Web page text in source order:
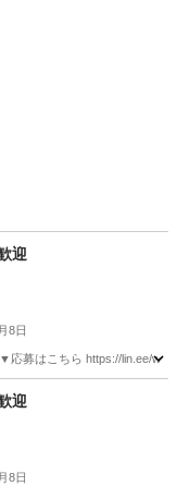
迎
8日
応募はこちら https://lin.ee/
迎
8日